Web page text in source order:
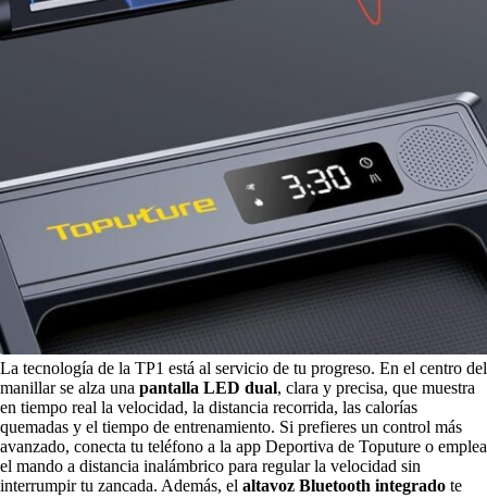
La tecnología de la TP1 está al servicio de tu progreso. En el centro del
manillar se alza una pantalla LED dual, clara y precisa, que muestra
en tiempo real la velocidad, la distancia recorrida, las calorías
quemadas y el tiempo de entrenamiento. Si prefieres un control más
avanzado, conecta tu teléfono a la app Deportiva de Toputure o emplea
el mando a distancia inalámbrico para regular la velocidad sin
interrumpir tu zancada. Además, el altavoz Bluetooth integrado te